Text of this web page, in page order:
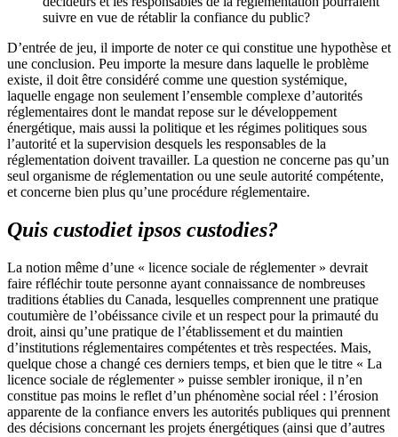
suivre en vue de rétablir la confiance du public?
D’entrée de jeu, il importe de noter ce qui constitue une hypothèse et
une conclusion. Peu importe la mesure dans laquelle le problème
existe, il doit être considéré comme une question systémique,
laquelle engage non seulement l’ensemble complexe d’autorités
réglementaires dont le mandat repose sur le développement
énergétique, mais aussi la politique et les régimes politiques sous
l’autorité et la supervision desquels les responsables de la
réglementation doivent travailler. La question ne concerne pas qu’un
seul organisme de réglementation ou une seule autorité compétente,
et concerne bien plus qu’une procédure réglementaire.
Quis custodiet ipsos custodies?
La notion même d’une « licence sociale de réglementer » devrait
faire réfléchir toute personne ayant connaissance de nombreuses
traditions établies du Canada, lesquelles comprennent une pratique
coutumière de l’obéissance civile et un respect pour la primauté du
droit, ainsi qu’une pratique de l’établissement et du maintien
d’institutions réglementaires compétentes et très respectées. Mais,
quelque chose a changé ces derniers temps, et bien que le titre « La
licence sociale de réglementer » puisse sembler ironique, il n’en
constitue pas moins le reflet d’un phénomène social réel : l’érosion
apparente de la confiance envers les autorités publiques qui prennent
des décisions concernant les projets énergétiques (ainsi que d’autres